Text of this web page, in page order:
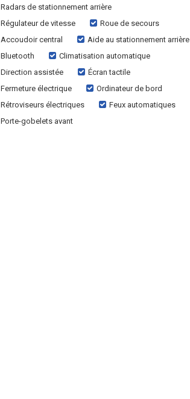
Radars de stationnement arrière
Régulateur de vitesse
Roue de secours
Accoudoir central
Aide au stationnement arrière
Bluetooth
Climatisation automatique
Direction assistée
Écran tactile
Fermeture électrique
Ordinateur de bord
Rétroviseurs électriques
Feux automatiques
Porte-gobelets avant